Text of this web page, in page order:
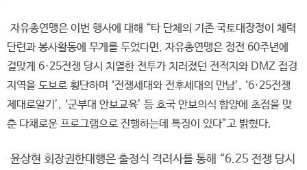
자유총연맹은 이번 행사에 대해 “타 단체의 기존 국토대장정이 체력
단련과 봉사활동에 무게를 두었다면, 자유총연맹은 정전 60주년에
걸맞게 6·25전쟁 당시 치열한 전투가 치러졌던 전적지와 DMZ 접경
지역을 도보로 횡단하며 ‘전쟁세대와 전후세대의 만남’, ‘6·25전쟁
제대로알기’, ‘군부대 안보교육’ 등 호국 안보의식 함양에 초점을 맞
춘 다채로운 프로그램으로 진행하는데 특징이 있다”고 밝혔다.
윤상현 회장권한대행은 출정식 격려사를 통해 “6.25 전쟁 당시